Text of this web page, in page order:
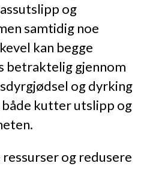
og
samtidig noe
kan begge
gjennom
og dyrking
kutter utslipp og
og redusere